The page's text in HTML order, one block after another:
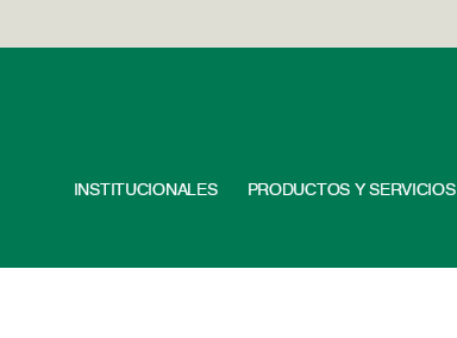
INSTITUCIONALES PRODUCTOS Y SERVICIOS